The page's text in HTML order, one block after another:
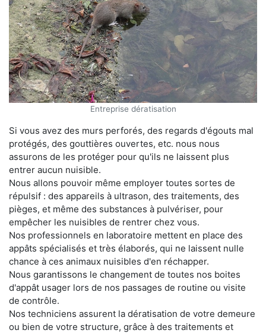
Entreprise dératisation
Si vous avez des murs perforés, des regards d'égouts mal
protégés, des gouttières ouvertes, etc. nous nous
assurons de les protéger pour qu'ils ne laissent plus
entrer aucun nuisible.
Nous allons pouvoir même employer toutes sortes de
répulsif : des appareils à ultrason, des traitements, des
pièges, et même des substances à pulvériser, pour
empêcher les nuisibles de rentrer chez vous.
Nos professionnels en laboratoire mettent en place des
appâts spécialisés et très élaborés, qui ne laissent nulle
chance à ces animaux nuisibles d'en réchapper.
Nous garantissons le changement de toutes nos boites
d'appât usager lors de nos passages de routine ou visite
de contrôle.
Nos techniciens assurent la dératisation de votre demeure
ou bien de votre structure, grâce à des traitements et